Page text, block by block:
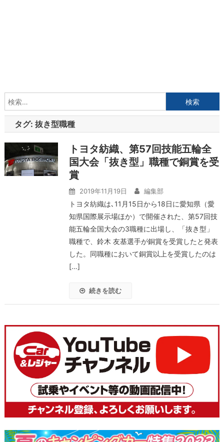
索:
タグ: 抜き型職種
トヨタ紡織、第57回技能五輪全
国大会「抜き型」職種で銅賞を受
賞
2019年11月19日 編集部
トヨタ紡織は､11月15日から18日に愛知県（愛
知県国際展示場ほか）で開催された、第57回技
能五輪全国大会の3職種に出場し、「抜き型」
職種で、鈴木 友基選手が銅賞を受賞したと発表
した。同職種において銅賞以上を受賞したのは
[…]
続きを読む